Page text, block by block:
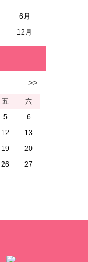
6月
12月
>>
五
六
5
6
12
13
19
20
26
27